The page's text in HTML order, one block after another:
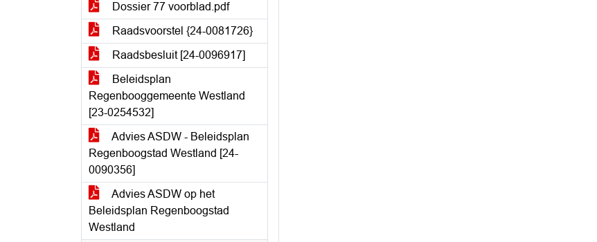
Dossier 77 voorblad.pdf
Raadsvoorstel {24-0081726}
Raadsbesluit [24-0096917]
Beleidsplan
Regenbooggemeente Westland
[23-0254532]
Advies ASDW - Beleidsplan
Regenboogstad Westland [24-
0090356]
Advies ASDW op het
Beleidsplan Regenboogstad
Westland